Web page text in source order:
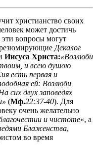
христианство своих
может достичь
вопросы могут
резюмирующие Декалог
Иисуса Христа:«Возлюби
и всею душою
есть первая и
ей: Возлюби
сих двух заповедях
(Мф.22:37-40). Для
очень желательно
и чистоте«, а
Блаженства,
во время